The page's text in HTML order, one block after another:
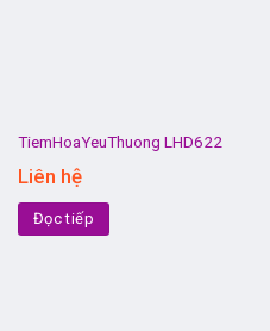
TiemHoaYeuThuong LHD622
Liên hệ
Đọc tiếp